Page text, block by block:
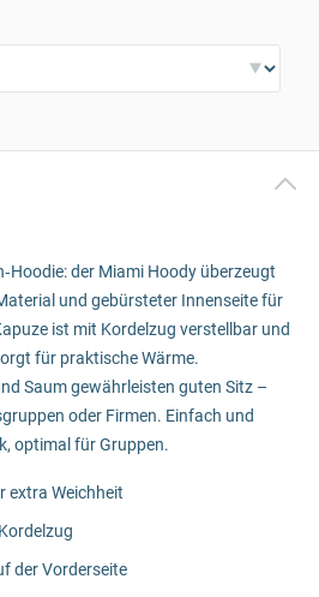
der Miami Hoody überzeugt
und gebürsteter Innenseite für
ist mit Kordelzug verstellbar und
für praktische Wärme.
Saum gewährleisten guten Sitz –
oder Firmen. Einfach und
optimal für Gruppen.
extra Weichheit
der Vorderseite